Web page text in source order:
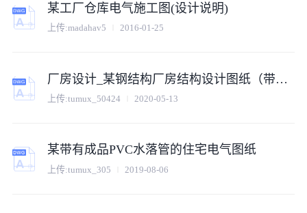
某工厂仓库电气施工图(设计说明)
上传:madahav5 2016-01-25
厂房设计_某钢结构厂房结构设计图纸（带托梁和吊车纸）
上传:tumux_50424 2020-05-13
某带有成品PVC水落管的住宅电气图纸
上传:tumux_305 2019-08-06